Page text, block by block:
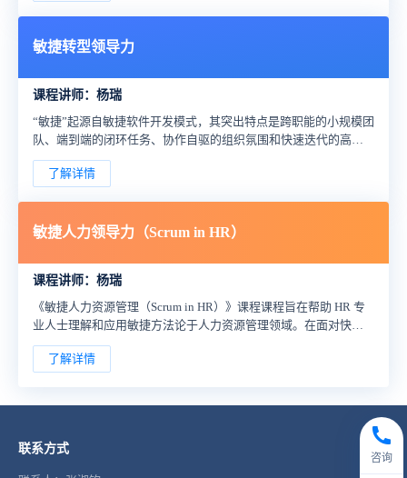
敏捷转型领导力
课程讲师：杨瑞
“敏捷”起源自敏捷软件开发模式，其突出特点是跨职能的小规模团
队、端到端的闭环任务、协作自驱的组织氛围和快速迭代的高质
量交付。近年来，敏捷的基本理念和技术方法被越来越多地引入
各类企业经营管理中，成为各组织践行“以客户为中心”理念、提升
了解详情
敏捷人力领导力（Scrum in HR）
课程讲师：杨瑞
《敏捷人力资源管理（Scrum in HR）》课程课程旨在帮助 HR 专
业人士理解和应用敏捷方法论于人力资源管理领域。在面对快速
变化的商业环境和员工需求时，传统的人力资源管理方法逐渐显
示出其局限性。通过本课程，参与者将学习如何采用敏捷思维和
了解详情
联系方式
咨询